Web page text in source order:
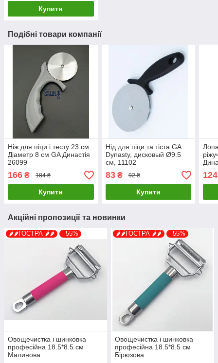
Купити
Подібні товари компанії
Ніж для піци і тесту 23 см
Діаметр 8 см GA Династія
26099
166 ₴ 184 ₴
Купити
Нід для піци та тіста GA
Dynasty, дисковый Ø9.5
см, 11102
83₴ 92 ₴
Купити
124
Акційні пропозиції та новинки
🌶️🌶️ГОСТРА 🌶️🌶️ –55%
Овощечистка і шинковка
професійна 18.5*8.5 см
Малинова
🌶️🌶️ГОСТРА 🌶️🌶️ –55%
Овощечистка і шинковка
професійна 18.5*8.5 см
Бірюзова